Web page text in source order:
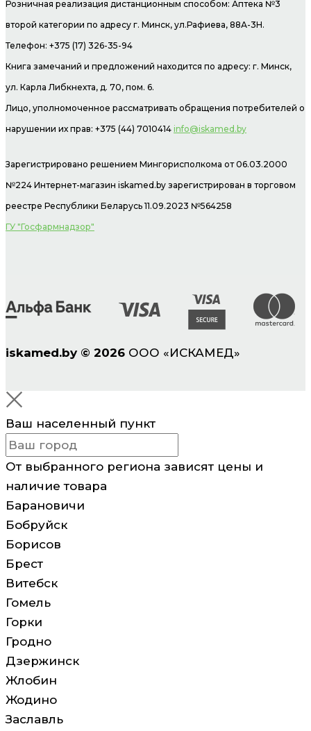
Розничная реализация дистанционным способом: Аптека №3
второй категории по адресу г. Минск, ул.Рафиева, 88А-3Н.
Телефон: +375 (17) 326-35-94
Книга замечаний и предложений находится по адресу: г. Минск,
ул. Карла Либкнехта, д. 70, пом. 6.
Лицо, уполномоченное рассматривать обращения потребителей о
нарушении их прав: +375 (44) 7010414 info@iskamed.by
Зарегистрировано решением Мингорисполкома от 06.03.2000
№224 Интернет-магазин iskamed.by зарегистрирован в торговом
реестре Республики Беларусь 11.09.2023 №564258
ГУ "Госфармнадзор"
iskamed.by © 2026 ООО «ИСКАМЕД»
Ваш населенный пункт
От выбранного региона зависят цены и
наличие товара
Барановичи
Бобруйск
Борисов
Брест
Витебск
Гомель
Горки
Гродно
Дзержинск
Жлобин
Жодино
Заславль